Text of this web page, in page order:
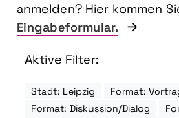
anmelden? Hier kommen
Eingabeformular.
Aktive Filter:
Stadt: Leipzig
Format:
Format: Diskussion/Dialog